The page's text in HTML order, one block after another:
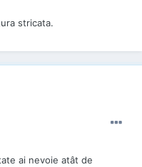
stricata.
ai nevoie atât de